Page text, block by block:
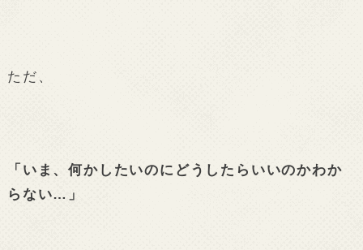
ただ、
「いま、何かしたいのにどうしたらいいのかわか
らない…」